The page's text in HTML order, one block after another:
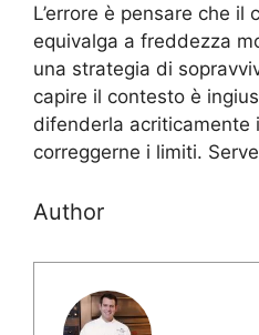
L’errore è pensare che il
equivalga a freddezza
una strategia di
capire il contesto è
difenderla acriticamente
correggerne i limiti.
Author